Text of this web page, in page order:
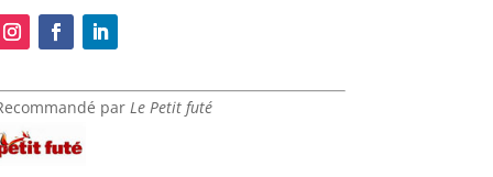
par Le Petit futé